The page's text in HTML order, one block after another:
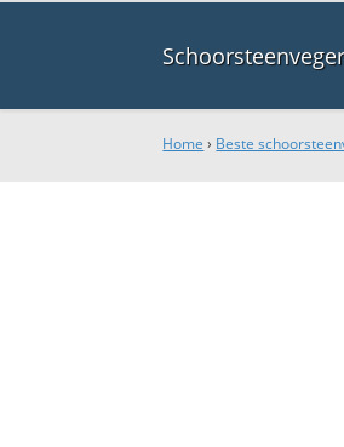
Home › Beste